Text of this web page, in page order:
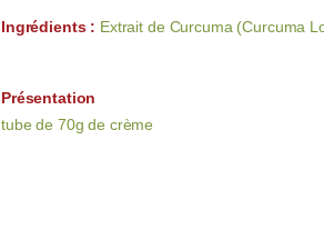
Ingrédients : Extrait de Curcuma (Curcuma
Présentation
tube de 70g de crème